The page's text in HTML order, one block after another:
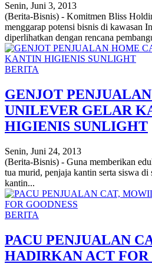
Senin, Juni 3, 2013
(Berita-Bisnis) - Komitmen Bliss
menggarap potensi bisnis di kawasan
diperlihatkan dengan rencana
BERITA
GENJOT
UNILEVER GELAR
HIGIENIS SUNLIGHT
Senin, Juni 24, 2013
(Berita-Bisnis) - Guna memberikan
tua murid, penjaja kantin serta siswa di
kantin...
BERITA
PACU PENJUALAN
HADIRKAN ACT FOR